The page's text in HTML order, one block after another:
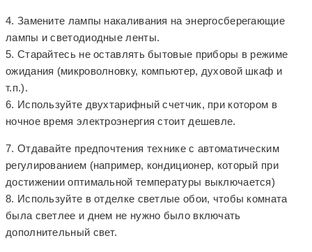
4. Замените лампы накаливания на энергосберегающие
лампы и светодиодные ленты.
5. Старайтесь не оставлять бытовые приборы в режиме
ожидания (микроволновку, компьютер, духовой шкаф и
т.п.).
6. Используйте двухтарифный счетчик, при котором в
ночное время электроэнергия стоит дешевле.
7. Отдавайте предпочтения технике с автоматическим
регулированием (например, кондиционер, который при
достижении оптимальной температуры выключается)
8. Используйте в отделке светлые обои, чтобы комната
была светлее и днем не нужно было включать
дополнительный свет.